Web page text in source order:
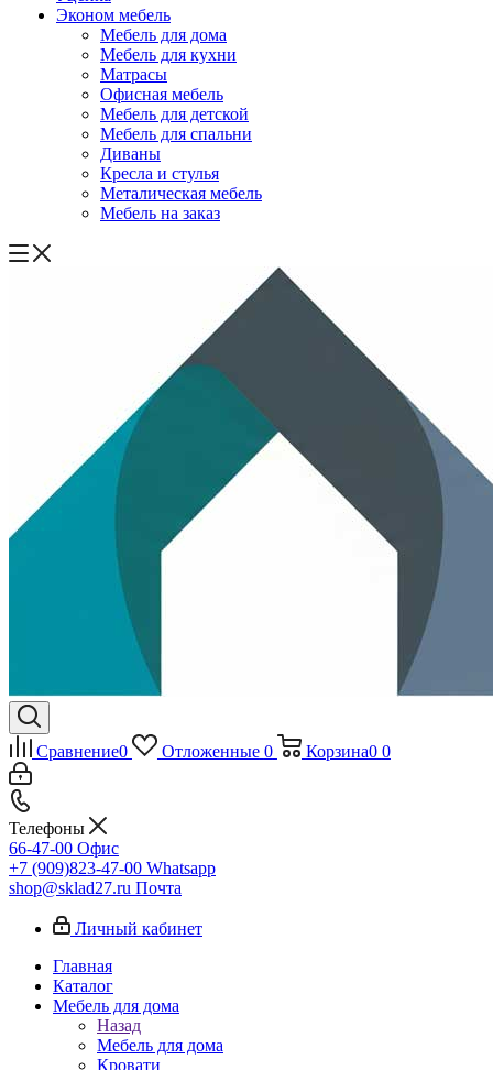
Эконом мебель
Мебель для дома
Мебель для кухни
Матрасы
Офисная мебель
Мебель для детской
Мебель для спальни
Диваны
Кресла и стулья
Металическая мебель
Мебель на заказ
Сравнение0 Отложенные 0 Корзина0 0
Телефоны
66-47-00 Офис
+7 (909)823-47-00 Whatsapp
shop@sklad27.ru Почта
Личный кабинет
Главная
Каталог
Мебель для дома
Назад
Мебель для дома
Кровати